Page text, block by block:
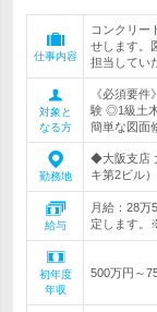
仕事内容
コンクリー
せします。
担当してい
対象と
なる方
《必須要
験 ◎1級土
簡単な図面
勤務地
◆大阪支店
キ第2ビル
給与
月給：28
定します。
初年度
年収
500万円～